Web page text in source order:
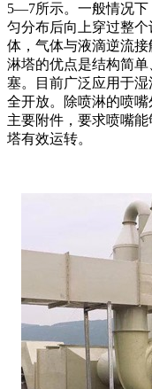
5—7所示。一般情况下
匀分布后向上穿过整
体，气体与液滴逆流
淋塔的优点是结构简
塞。目前广泛应用于
全开放。除喷淋的喷
主要附件，要求喷嘴
塔有效运转。